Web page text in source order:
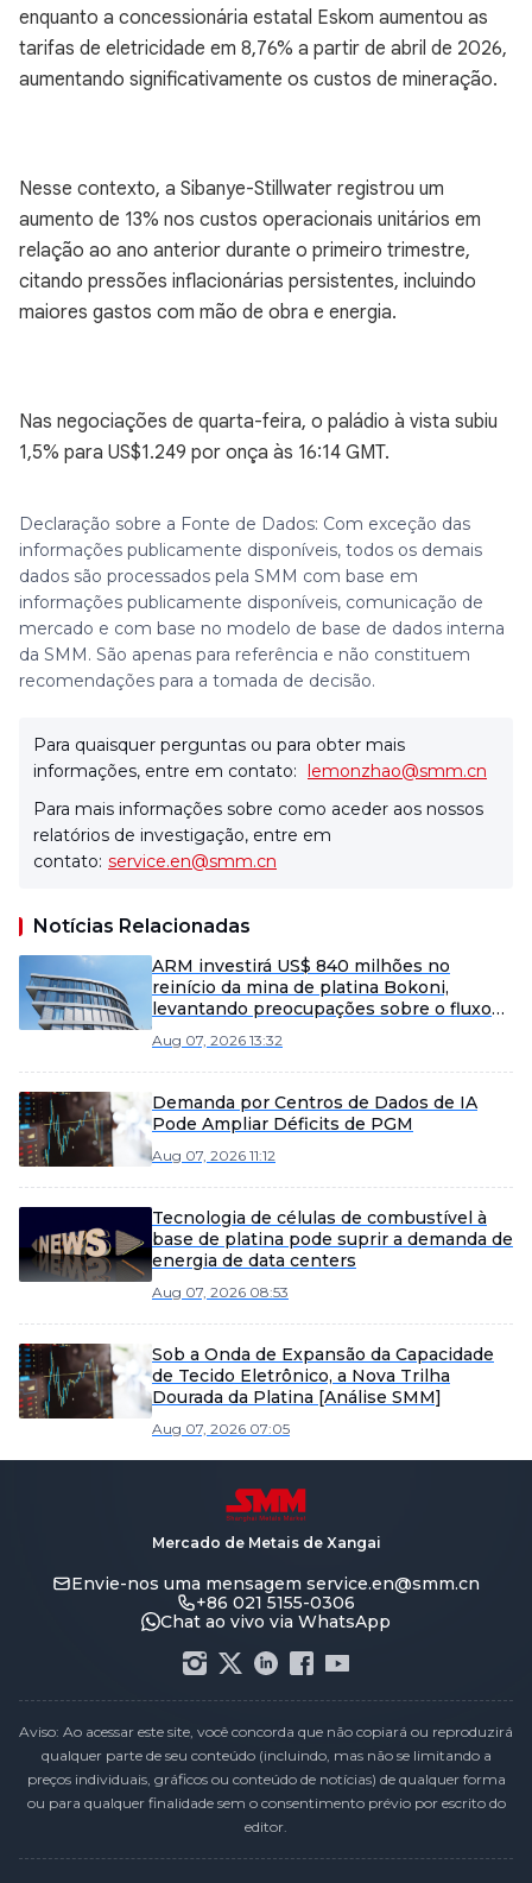
enquanto a concessionária estatal Eskom aumentou as
tarifas de eletricidade em 8,76% a partir de abril de 2026,
aumentando significativamente os custos de mineração.
Nesse contexto, a Sibanye-Stillwater registrou um
aumento de 13% nos custos operacionais unitários em
relação ao ano anterior durante o primeiro trimestre,
citando pressões inflacionárias persistentes, incluindo
maiores gastos com mão de obra e energia.
Nas negociações de quarta-feira, o paládio à vista subiu
1,5% para US$1.249 por onça às 16:14 GMT.
Declaração sobre a Fonte de Dados: Com exceção das
informações publicamente disponíveis, todos os demais
dados são processados pela SMM com base em
informações publicamente disponíveis, comunicação de
mercado e com base no modelo de base de dados interna
da SMM. São apenas para referência e não constituem
recomendações para a tomada de decisão.
Para quaisquer perguntas ou para obter mais
informações, entre em contato: lemonzhao@smm.cn
Para mais informações sobre como aceder aos nossos
relatórios de investigação, entre em
contato: service.en@smm.cn
Notícias Relacionadas
ARM investirá US$ 840 milhões no
reinício da mina de platina Bokoni,
levantando preocupações sobre o fluxo
Aug 07, 2026 13:32
Demanda por Centros de Dados de IA
Pode Ampliar Déficits de PGM
Aug 07, 2026 11:12
Tecnologia de células de combustível à
base de platina pode suprir a demanda de
energia de data centers
Aug 07, 2026 08:53
Sob a Onda de Expansão da Capacidade
de Tecido Eletrônico, a Nova Trilha
Dourada da Platina [Análise SMM]
Aug 07, 2026 07:05
Mercado de Metais de Xangai
Envie-nos uma mensagem service.en@smm.cn
+86 021 5155-0306
Chat ao vivo via WhatsApp
Aviso: Ao acessar este site, você concorda que não copiará ou reproduzirá
qualquer parte de seu conteúdo (incluindo, mas não se limitando a
preços individuais, gráficos ou conteúdo de notícias) de qualquer forma
ou para qualquer finalidade sem o consentimento prévio por escrito do
editor.